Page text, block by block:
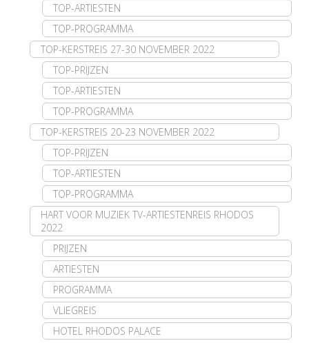
TOP-ARTIESTEN
TOP-PROGRAMMA
TOP-KERSTREIS 27-30 NOVEMBER 2022
TOP-PRIJZEN
TOP-ARTIESTEN
TOP-PROGRAMMA
TOP-KERSTREIS 20-23 NOVEMBER 2022
TOP-PRIJZEN
TOP-ARTIESTEN
TOP-PROGRAMMA
HART VOOR MUZIEK TV-ARTIESTENREIS RHODOS
2022
PRIJZEN
ARTIESTEN
PROGRAMMA
VLIEGREIS
HOTEL RHODOS PALACE